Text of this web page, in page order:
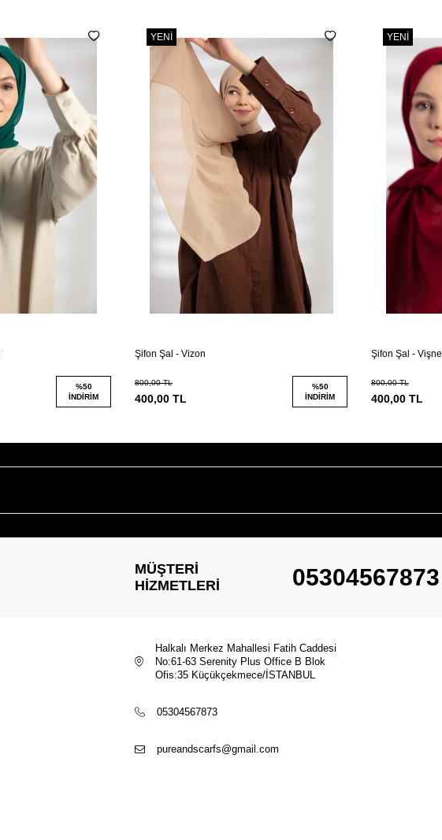
%50
İNDIRIM
YENI
Şifon Şal - Vizon
800,00TL
400,00 TL
%50
İNDIRIM
YENI
Şifon Şal - Vişne
800,00TL
400,00 TL
MÜŞTERI
HIZMETLERI
05304567873
Halkalı Merkez Mahallesi Fatih Caddesi
No:61-63 Serenity Plus Office B Blok
Ofis:35 Küçükçekmece/İSTANBUL
05304567873
pureandscarfs@gmail.com